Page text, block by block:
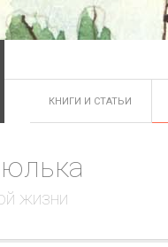
КНИГИ И СТАТЬИ
жизни